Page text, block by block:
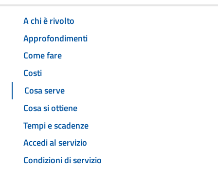
A chi è rivolto
Approfondimenti
Come fare
Costi
Cosa serve
Cosa si ottiene
Tempi e scadenze
Accedi al servizio
Condizioni di servizio